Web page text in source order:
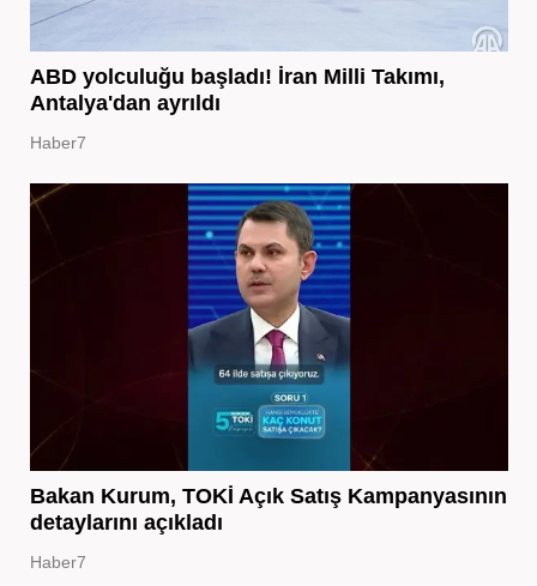
ABD yolculuğu başladı! İran Milli Takımı,
Antalya'dan ayrıldı
Haber7
Bakan Kurum, TOKİ Açık Satış Kampanyasının
detaylarını açıkladı
Haber7